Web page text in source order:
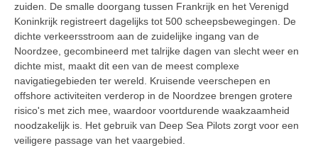
zuiden. De smalle doorgang tussen Frankrijk en het Verenigd
Koninkrijk registreert dagelijks tot 500 scheepsbewegingen. De
dichte verkeersstroom aan de zuidelijke ingang van de
Noordzee, gecombineerd met talrijke dagen van slecht weer en
dichte mist, maakt dit een van de meest complexe
navigatiegebieden ter wereld. Kruisende veerschepen en
offshore activiteiten verderop in de Noordzee brengen grotere
risico's met zich mee, waardoor voortdurende waakzaamheid
noodzakelijk is. Het gebruik van Deep Sea Pilots zorgt voor een
veiligere passage van het vaargebied.